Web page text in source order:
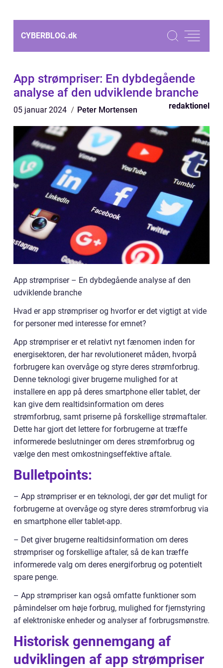
CYBERBLOG.dk
App strømpriser: En dybdegående
analyse af den udviklende branche
05 januar 2024 Peter Mortensen redaktionel
App strømpriser – En dybdegående analyse af den
udviklende branche
Hvad er app strømpriser og hvorfor er det vigtigt at vide
for personer med interesse for emnet?
App strømpriser er et relativt nyt fænomen inden for
energisektoren, der har revolutioneret måden, hvorpå
forbrugere kan overvåge og styre deres strømforbrug.
Denne teknologi giver brugerne mulighed for at
installere en app på deres smartphone eller tablet, der
kan give dem realtidsinformation om deres
strømforbrug, samt priserne på forskellige strømaftaler.
Dette har gjort det lettere for forbrugerne at træffe
informerede beslutninger om deres strømforbrug og
vælge den mest omkostningseffektive aftale.
Bulletpoints:
– App strømpriser er en teknologi, der gør det muligt for
forbrugerne at overvåge og styre deres strømforbrug via
en smartphone eller tablet-app.
– Det giver brugerne realtidsinformation om deres
strømpriser og forskellige aftaler, så de kan træffe
informerede valg om deres energiforbrug og potentielt
spare penge.
– App strømpriser kan også omfatte funktioner som
påmindelser om høje forbrug, mulighed for fjernstyring
af elektroniske enheder og analyser af forbrugsmønstre.
Historisk gennemgang af
udviklingen af app strømpriser